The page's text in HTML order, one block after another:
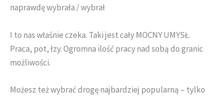
naprawdę wybrała / wybrał
I to nas właśnie czeka. Taki jest cały MOCNY UMYSŁ.
Praca, pot, łzy. Ogromna ilość pracy nad sobą do granic
możliwości.
Możesz też wybrać drogę najbardziej popularną – tylko